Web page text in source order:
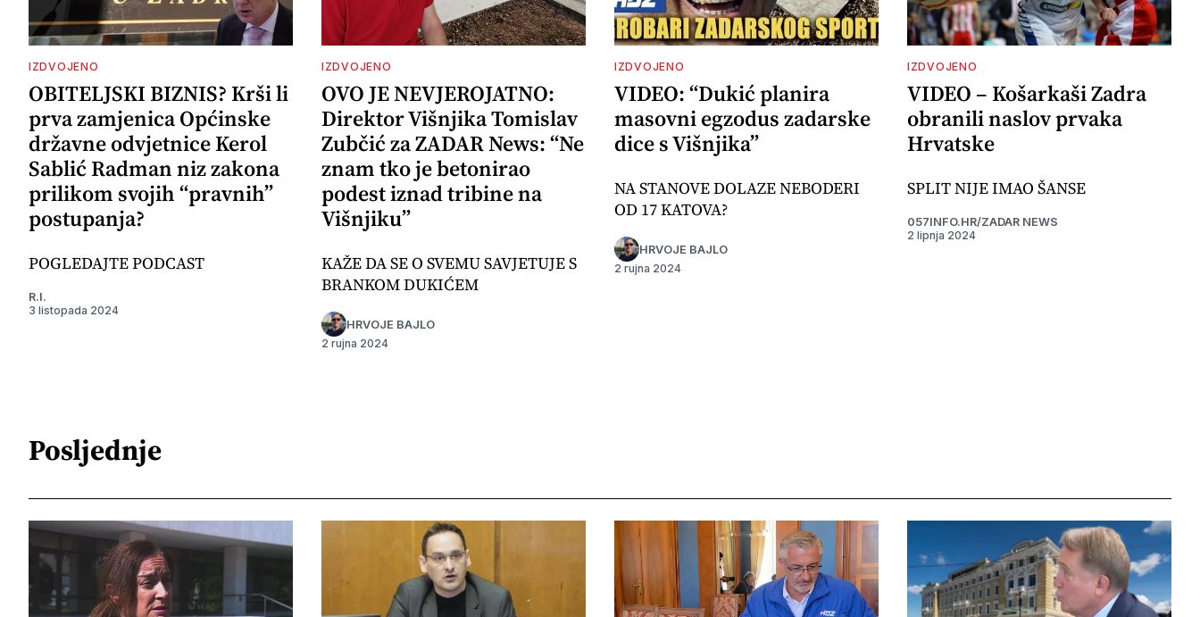
IZDVOJENO
OBITELJSKI BIZNIS? Krši li
prva zamjenica Općinske
državne odvjetnice Kerol
Sablić Radman niz zakona
prilikom svojih “pravnih”
postupanja?
POGLEDAJTE PODCAST
R.I.
3 listopada 2024
IZDVOJENO
OVO JE NEVJEROJATNO:
Direktor Višnjika Tomislav
Zubčić za ZADAR News: “Ne
znam tko je betonirao
podest iznad tribine na
Višnjiku”
KAŽE DA SE O SVEMU SAVJETUJE S
BRANKOM DUKIĆEM
HRVOJE BAJLO
2 rujna 2024
IZDVOJENO
VIDEO: “Dukić planira
masovni egzodus zadarske
dice s Višnjika”
NA STANOVE DOLAZE NEBODERI
OD 17 KATOVA?
HRVOJE BAJLO
2 rujna 2024
IZDVOJENO
VIDEO – Košarkaši Zadra
obranili naslov prvaka
Hrvatske
SPLIT NIJE IMAO ŠANSE
057INFO.HR/ZADAR NEWS
2 lipnja 2024
Posljednje